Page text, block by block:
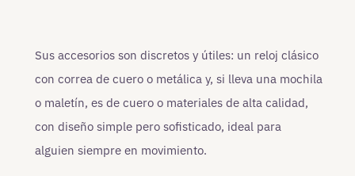
Sus accesorios son discretos y útiles: un reloj clásico
con correa de cuero o metálica y, si lleva una mochila
o maletín, es de cuero o materiales de alta calidad,
con diseño simple pero sofisticado, ideal para
alguien siempre en movimiento.